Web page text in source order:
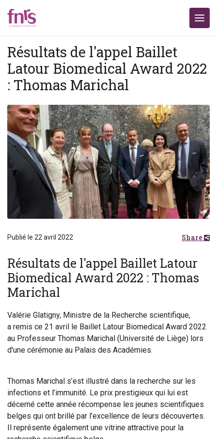
Résultats de l'appel Baillet
Latour Biomedical Award 2022
: Thomas Marichal
Publié le 22 avril 2022 Share
Résultats de l'appel Baillet Latour
Biomedical Award 2022 : Thomas
Marichal
Valérie Glatigny, Ministre de la Recherche scientifique,
a remis ce 21 avril le Baillet Latour Biomedical Award 2022
au Professeur Thomas Marichal (Université de Liège) lors
d'une cérémonie au Palais des Académies.
Thomas Marichal s’est illustré dans la recherche sur les
infections et l’immunité. Le prix prestigieux qui lui est
décerné cette année récompense les jeunes scientifiques
belges qui ont brillé par l’excellence de leurs découvertes.
Il représente également une vitrine attractive pour la